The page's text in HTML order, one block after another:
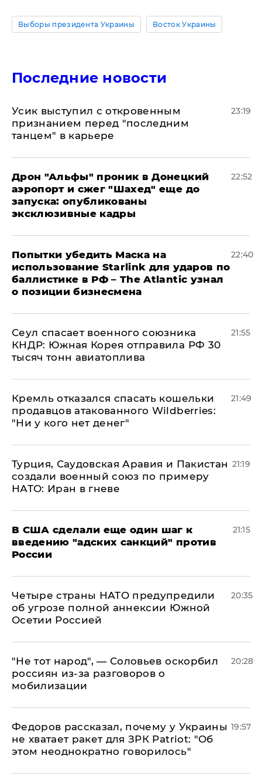
Выборы президента Украины Восток Украины
Последние новости
Усик выступил с откровенным
признанием перед "последним
танцем" в карьере
23:19
Дрон "Альфы" проник в Донецкий
аэропорт и сжег "Шахед" еще до
запуска: опубликованы
эксклюзивные кадры
22:52
Попытки убедить Маска на
использование Starlink для ударов по
баллистике в РФ – The Atlantic узнал
о позиции бизнесмена
22:40
​Сеул спасает военного союзника
КНДР: Южная Корея отправила РФ 30
тысяч тонн авиатоплива
21:55
Кремль отказался спасать кошельки
продавцов атакованного Wildberries:
"Ни у кого нет денег"
21:49
Турция, Саудовская Аравия и Пакистан
создали военный союз по примеру
НАТО: Иран в гневе
21:19
В США сделали еще один шаг к
введению "адских санкций" против
России
21:15
Четыре страны НАТО предупредили
об угрозе полной аннексии Южной
Осетии Россией
20:35
​"Не тот народ", — Соловьев оскорбил
россиян из-за разговоров о
мобилизации
20:28
Федоров рассказал, почему у Украины
не хватает ракет для ЗРК Patriot: "Об
этом неоднократно говорилось"
19:57